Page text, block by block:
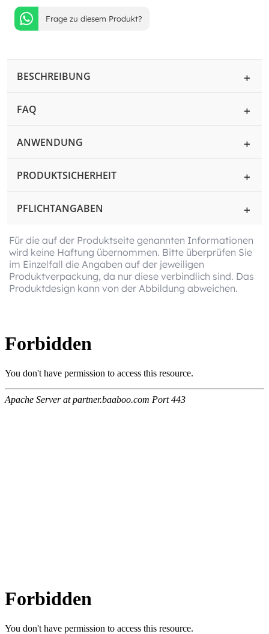
Frage zu diesem Produkt?
BESCHREIBUNG
FAQ
ANWENDUNG
PRODUKTSICHERHEIT
PFLICHTANGABEN
Für die auf der Produktseite genannten Informationen
wird keine Haftung übernommen. Bitte überprüfen Sie
im Einzelfall die Angaben auf der jeweiligen
Produktverpackung, da nur diese verbindlich sind. Das
Produktdesign kann von der Abbildung abweichen.